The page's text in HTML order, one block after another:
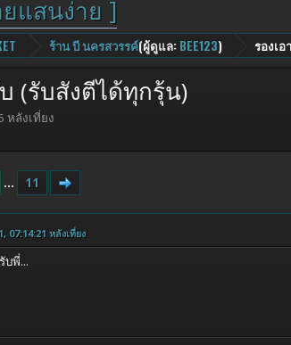
แสนง่าย ]
ร้าน บี นครสวรรค์(ผู้ดูแล: BEE123) รองเ
(รับสังตีได้ทุกรุ้น)
หลังเที่ยง
... 11
07:14:21 หลังเที่ยง
บพี่...